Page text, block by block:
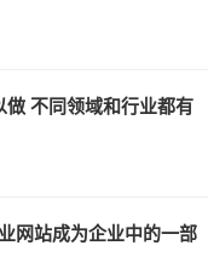
不同领域和行业都有
网站成为企业中的一部